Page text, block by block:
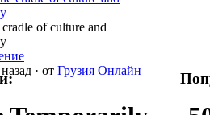
of culture and
· от Грузия Онлайн